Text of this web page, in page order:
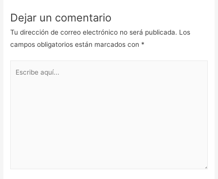
Dejar un comentario
Tu dirección de correo electrónico no será publicada. Los
campos obligatorios están marcados con *